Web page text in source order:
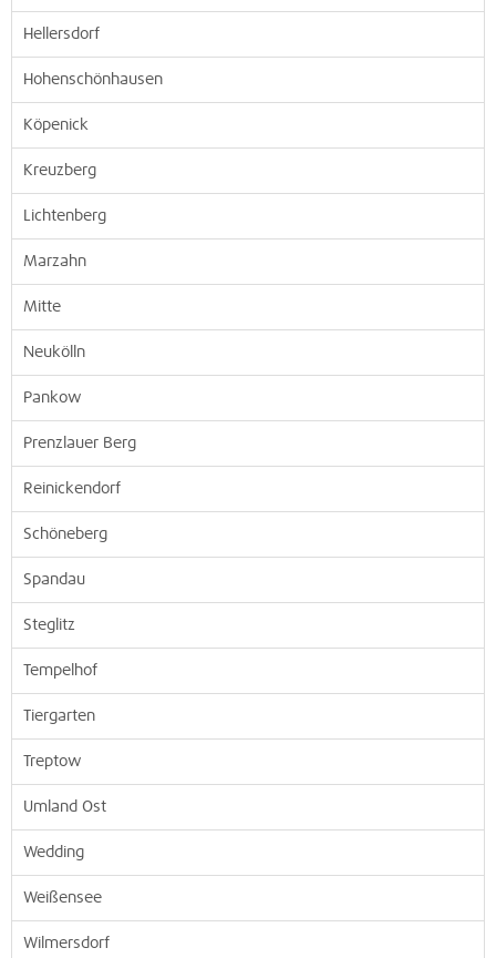
Hellersdorf
Hohenschönhausen
Köpenick
Kreuzberg
Lichtenberg
Marzahn
Mitte
Neukölln
Pankow
Prenzlauer Berg
Reinickendorf
Schöneberg
Spandau
Steglitz
Tempelhof
Tiergarten
Treptow
Umland Ost
Wedding
Weißensee
Wilmersdorf